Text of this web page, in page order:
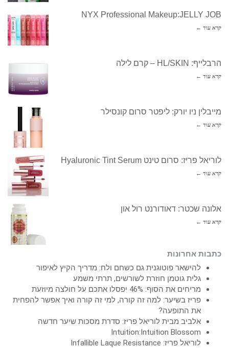
NYX Professional Makeup:JELLY JOB
קרא עוד ←
הרבלייף: HL/SKIN – קרם לילה
קרא עוד ←
מייבלין ניו יורק: ליפטר סרום קונסילר
קרא עוד ←
לוריאל פריז: סרום טינט Hyaluronic Tint Serum
קרא עוד ←
אלונה שכטר: דאודורנט רול און
קרא עוד ←
כתבות אחרונות
להישאר פוטוגנית גם כשחם ולח: מדריך הקיץ לאיפור
גלית גוטמן חוזרת לשורשים, תרתי משמע
מריחים את הסוף: 46% יפסלו אתכם על חולצה מיוזעת
פריז בשיער: למה זה קורה, למי זה קורה ואיך אפשר להפחית
את התופעה?
אלביב מבית לוריאל פריז: סדרת מסכות שיער חדשה
Intuition:Intuition Blossom
לוריאל פריז: Infallible Laque Resistance